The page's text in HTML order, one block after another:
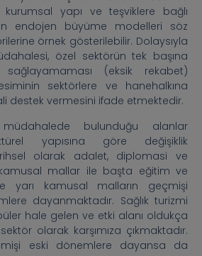
yapı ve teşviklere bağlı
endojen büyüme modelleri söz
örnek gösterilebilir. Dolaysıyla
özel sektörün tek başına
(eksik rekabet)
sektörlere ve hanehalkına
destek vermesini ifade etmektedir.
bulunduğu alanlar
yapısına göre değişiklik
olarak adalet, diplomasi ve
mallar ile başta eğitim ve
yarı kamusal malların geçmişi
dayanmaktadır. Sağlık turizmi
hale gelen ve etki alanı oldukça
olarak karşımıza çıkmaktadır.
eski dönemlere dayansa da